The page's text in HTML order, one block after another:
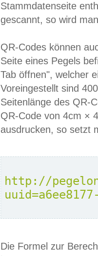
Stammdatenseite
gescannt, so wird
QR-Codes können
Seite eines Pegels
Tab öffnen", welcher
Voreingestellt sind
Seitenlänge des QR-
QR-Code von 4cm ×
ausdrucken, so setzt
http://
Die Formel zur